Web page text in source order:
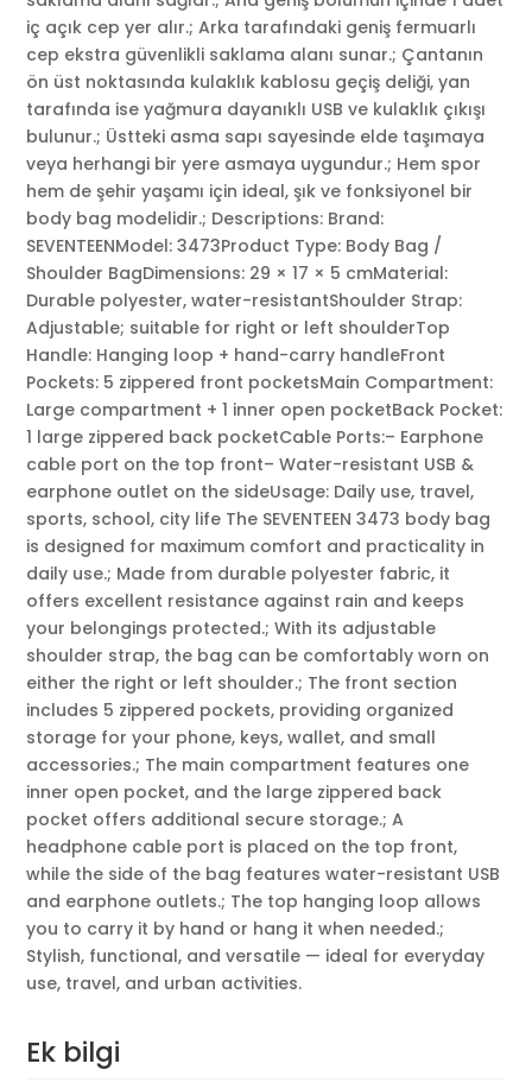
iç açık cep yer alır.; Arka tarafındaki geniş fermuarlı
cep ekstra güvenlikli saklama alanı sunar.; Çantanın
ön üst noktasında kulaklık kablosu geçiş deliği, yan
tarafında ise yağmura dayanıklı USB ve kulaklık çıkışı
bulunur.; Üstteki asma sapı sayesinde elde taşımaya
veya herhangi bir yere asmaya uygundur.; Hem spor
hem de şehir yaşamı için ideal, şık ve fonksiyonel bir
body bag modelidir.; Descriptions: Brand:
SEVENTEENModel: 3473Product Type: Body Bag /
Shoulder BagDimensions: 29 × 17 × 5 cmMaterial:
Durable polyester, water-resistantShoulder Strap:
Adjustable; suitable for right or left shoulderTop
Handle: Hanging loop + hand-carry handleFront
Pockets: 5 zippered front pocketsMain Compartment:
Large compartment + 1 inner open pocketBack Pocket:
1 large zippered back pocketCable Ports:– Earphone
cable port on the top front– Water-resistant USB &
earphone outlet on the sideUsage: Daily use, travel,
sports, school, city life The SEVENTEEN 3473 body bag
is designed for maximum comfort and practicality in
daily use.; Made from durable polyester fabric, it
offers excellent resistance against rain and keeps
your belongings protected.; With its adjustable
shoulder strap, the bag can be comfortably worn on
either the right or left shoulder.; The front section
includes 5 zippered pockets, providing organized
storage for your phone, keys, wallet, and small
accessories.; The main compartment features one
inner open pocket, and the large zippered back
pocket offers additional secure storage.; A
headphone cable port is placed on the top front,
while the side of the bag features water-resistant USB
and earphone outlets.; The top hanging loop allows
you to carry it by hand or hang it when needed.;
Stylish, functional, and versatile — ideal for everyday
use, travel, and urban activities.
Ek bilgi